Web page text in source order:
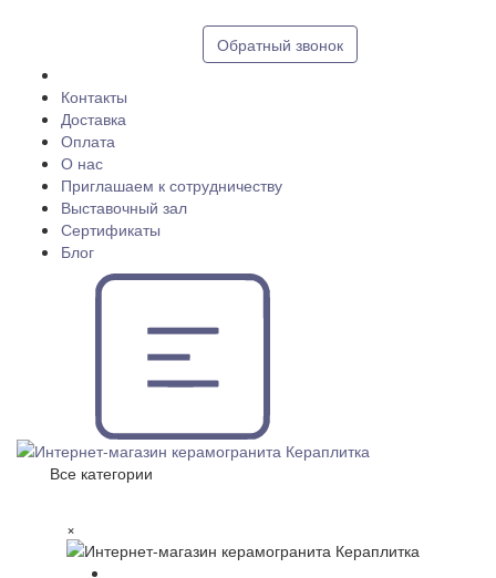
Обратный звонок
Контакты
Доставка
Оплата
О нас
Приглашаем к сотрудничеству
Выставочный зал
Сертификаты
Блог
Все категории
×